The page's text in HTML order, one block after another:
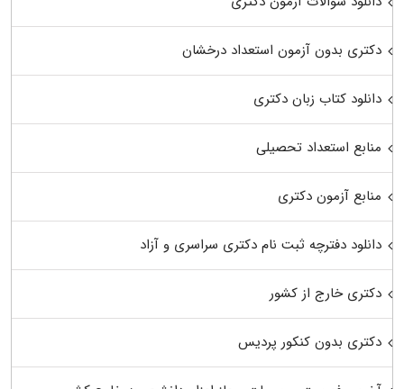
دکتری بدون آزمون استعداد درخشان
دانلود کتاب زبان دکتری
منابع استعداد تحصیلی
منابع آزمون دکتری
دانلود دفترچه ثبت نام دکتری سراسری و آزاد
دکتری خارج از کشور
دکتری بدون کنکور پردیس